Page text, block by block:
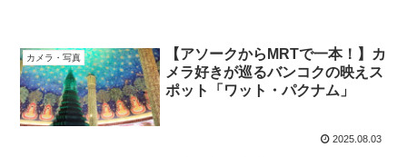
カメラ・写真
【アソークからMRTで一本！】カ
メラ好きが巡るバンコクの映えス
ポット「ワット・パクナム」
2025.08.03